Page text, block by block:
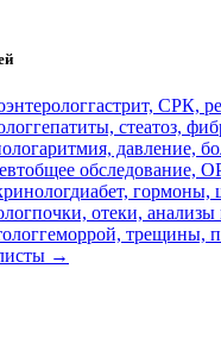
гастрит, СРК,
гепатиты, стеатоз,
аритмия, давление,
общее обследование,
диабет, гормоны,
почки, отеки, анализы
геморрой, трещины,
→